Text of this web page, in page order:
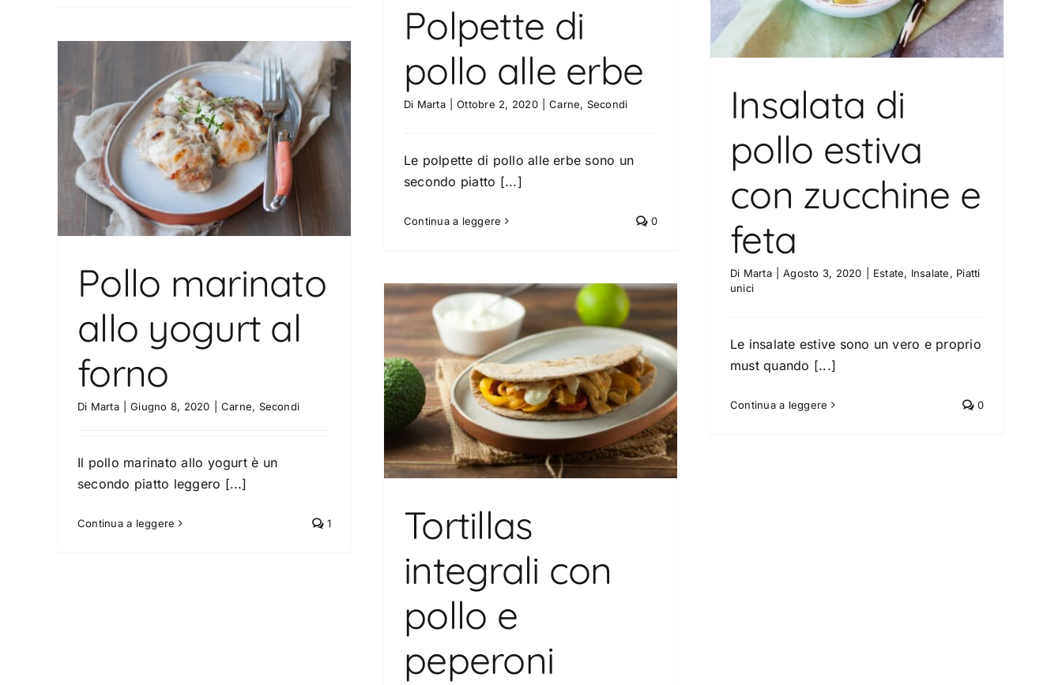
Polpette di
pollo alle erbe
Di Marta Ottobre 2, 2020 Carne, Secondi
Le polpette di pollo alle erbe sono un
secondo piatto [...]
Continua a leggere 0
Insalata di
pollo estiva
con zucchine e
feta
Di Marta Agosto 3, 2020 Estate, Insalate, Piatti
unici
Le insalate estive sono un vero e proprio
must quando [...]
Continua a leggere 0
Pollo marinato
allo yogurt al
forno
Di Marta Giugno 8, 2020 Carne, Secondi
Il pollo marinato allo yogurt è un
secondo piatto leggero [...]
Continua a leggere 1
Tortillas integrali con pollo e
peperoni
Tortillas
integrali con
pollo e
peperoni